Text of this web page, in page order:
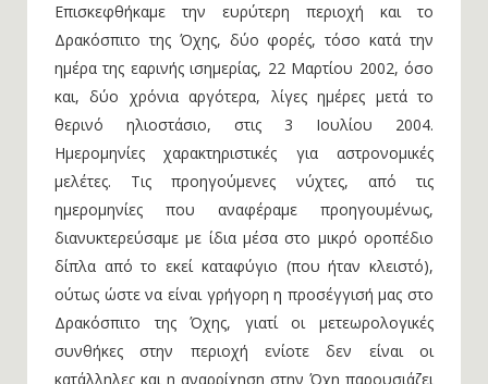
Επισκεφθήκαμε την ευρύτερη περιοχή και το
Δρακόσπιτο της Όχης, δύο φορές, τόσο κατά την
ημέρα της εαρινής ισημερίας, 22 Μαρτίου 2002, όσο
και, δύο χρόνια αργότερα, λίγες ημέρες μετά το
θερινό ηλιοστάσιο, στις 3 Ιουλίου 2004.
Ημερομηνίες χαρακτηριστικές για αστρονομικές
μελέτες. Τις προηγούμενες νύχτες, από τις
ημερομηνίες που αναφέραμε προηγουμένως,
διανυκτερεύσαμε με ίδια μέσα στο μικρό οροπέδιο
δίπλα από το εκεί καταφύγιο (που ήταν κλειστό),
ούτως ώστε να είναι γρήγορη η προσέγγισή μας στο
Δρακόσπιτο της Όχης, γιατί οι μετεωρολογικές
συνθήκες στην περιοχή ενίοτε δεν είναι οι
κατάλληλες και η αναρρίχηση στην Όχη παρουσιάζει